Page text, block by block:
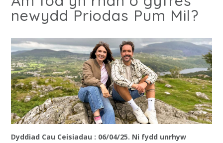
newydd Priodas Pum Mil?
Dyddiad Cau Ceisiadau : 06/04/25. Ni fydd unrhyw